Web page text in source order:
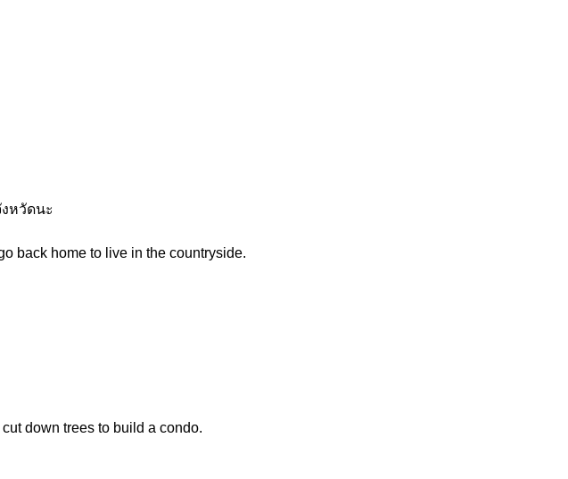
หวัดนะ
back home to live in the countryside.
down trees to build a condo.